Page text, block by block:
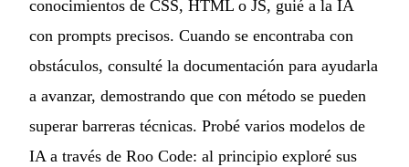
conocimientos de CSS, HTML o JS, guié a la IA
con prompts precisos. Cuando se encontraba con
obstáculos, consulté la documentación para ayudarla
a avanzar, demostrando que con método se pueden
superar barreras técnicas. Probé varios modelos de
IA a través de Roo Code: al principio exploré sus